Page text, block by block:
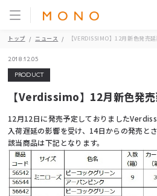
トップ ニュース 【VERDISSIMO】12月新色発売
2018.12.05
PRODUCT
【Verdissimo】12月新色発
12月12日に発売予定しておりました
入荷遅延の影響を受け、14日からの発売と
該当商品は下記となります。